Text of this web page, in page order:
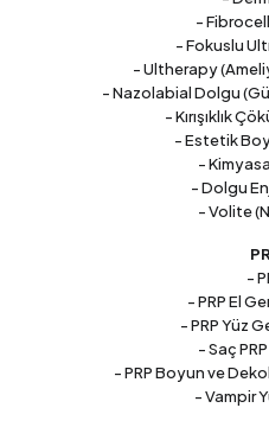
-
- Fokuslu
- Ultherapy
- Nazolabial Dolgu
- Kırışıklık
- Estetik
-
- Dolgu
- Volite
-
- PRP El
- PRP Yüz
- Saç
- PRP Boyun ve
- Vampir